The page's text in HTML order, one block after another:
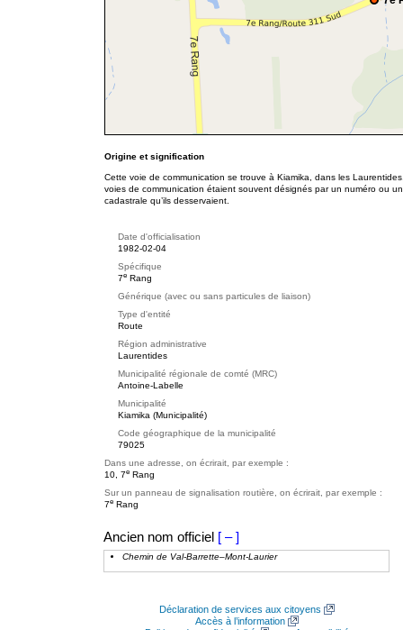
Origine et signification
Cette voie de communication se trouve à Kiamika, dans les
voies de communication étaient souvent désignés par un numéro ou
cadastrale qu’ils desservaient.
Date d'officialisation
1982-02-04
Spécifique
7e Rang
Générique (avec ou sans particules de liaison)
Type d'entité
Route
Région administrative
Laurentides
Municipalité régionale de comté (MRC)
Antoine-Labelle
Municipalité
Kiamika (Municipalité)
Code géographique de la municipalité
79025
Dans une adresse, on écrirait, par exemple :
10, 7e Rang
Sur un panneau de signalisation routière, on écrirait, par exemple :
7e Rang
Ancien nom officiel [ – ]
Chemin de Val-Barrette–Mont-Laurier
Déclaration de services aux citoyens
Accès à l’information